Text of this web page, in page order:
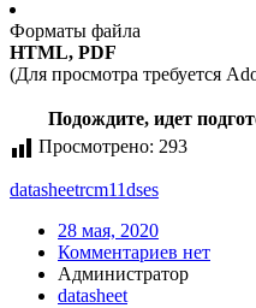
Форматы файла
HTML, PDF
(Для просмотра требуется
Подождите, идет
Просмотрено: 293
datasheetrcm11dses
28 мая, 2020
Комментариев нет
Администратор
datasheet